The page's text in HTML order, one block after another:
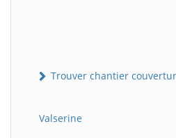
Trouver chantier
Valserine